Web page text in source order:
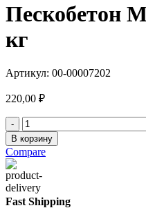
Пескобетон
кг
Артикул: 00-00007202
220,00 ₽
Количество
товара
Пескобетон
М-300
Эталон,
25
кг
В корзину
Compare
Fast Shipping